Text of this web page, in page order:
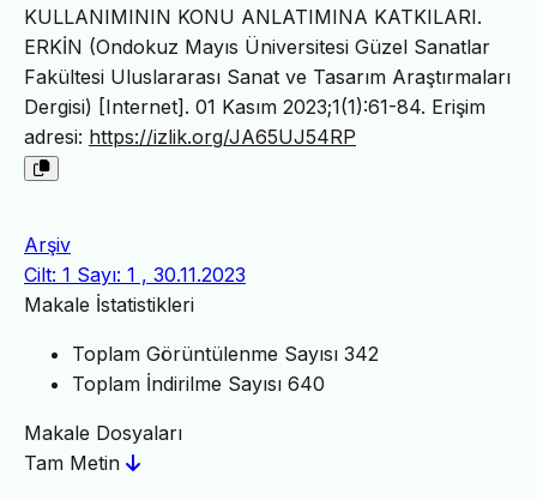
KULLANIMININ KONU ANLATIMINA KATKILARI.
ERKİN (Ondokuz Mayıs Üniversitesi Güzel Sanatlar
Fakültesi Uluslararası Sanat ve Tasarım Araştırmaları
Dergisi) [Internet]. 01 Kasım 2023;1(1):61-84. Erişim
adresi: https://izlik.org/JA65UJ54RP
Arşiv
Cilt: 1 Sayı: 1 , 30.11.2023
Makale İstatistikleri
Toplam Görüntülenme Sayısı 342
Toplam İndirilme Sayısı 640
Makale Dosyaları
Tam Metin